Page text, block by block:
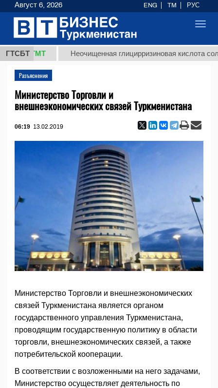
ГТСБТ
ТМТ Неочищенная глицирризиновая кислота
Разъяснения
Министерство Торговли и
внешнеэкономических связей Туркменистана
06:19 13.02.2019
Министерство Торговли и внешнеэкономических
связей Туркменистана является органом
государственного управления Туркменистана,
проводящим государственную политику в области
торговли, внешнеэкономических связей, а также
потребительской кооперации.
В соответствии с возложенными на него задачами,
Министерство осуществляет деятельность по
Август 6, 2026 ENG TM РУС